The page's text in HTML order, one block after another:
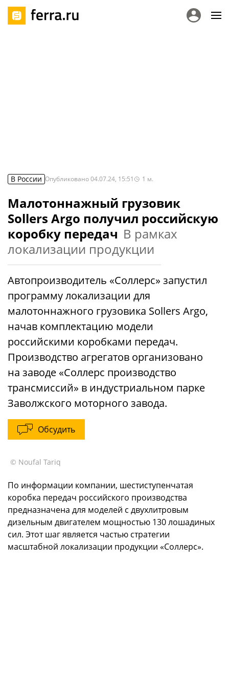
В России Опубликовано04.07.24, 15:51 1 м.
Малотоннажный грузовик
Sollers Argo получил российскую
коробку передач В рамках
локализации продукции
Автопроизводитель «Соллерс» запустил
программу локализации для
малотоннажного грузовика Sollers Argo,
начав комплектацию модели
российскими коробками передач.
Производство агрегатов организовано
на заводе «Соллерс производство
трансмиссий» в индустриальном парке
Заволжского моторного завода.
Обсудить
© Noufal Tariq
По информации компании, шестиступенчатая
коробка передач российского производства
предназначена для моделей с двухлитровым
дизельным двигателем мощностью 130 лошадиных
сил. Этот шаг является частью стратегии
масштабной локализации продукции «Соллерс».